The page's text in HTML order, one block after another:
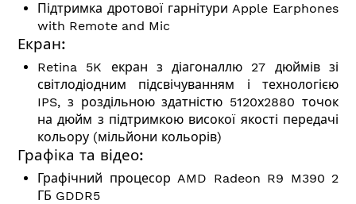
Підтримка дротової гарнітури Apple Earphones
with Remote and Mic
Екран:
Retina 5K екран з діагоналлю 27 дюймів зі
світлодіодним підсвічуванням і технологією
IPS, з роздільною здатністю 5120х2880 точок
на дюйм з підтримкою високої якості передачі
кольору (мільйони кольорів)
Графіка та відео:
Графічний процесор AMD Radeon R9 M390 2
ГБ GDDR5